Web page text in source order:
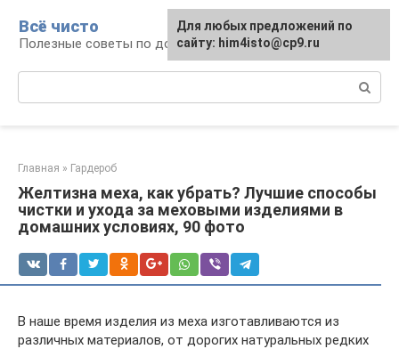
контенту
Всё чисто
Полезные советы по домоводству
Главная » Гардероб
Желтизна меха, как убрать? Лучшие способы
чистки и ухода за меховыми изделиями в
домашних условиях, 90 фото
В наше время изделия из меха изготавливаются из
различных материалов, от дорогих натуральных редких
Для любых предложений по
сайту: him4isto@cp9.ru